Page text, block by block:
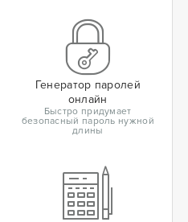
Генератор паролей
онлайн
Быстро придумает
безопасный пароль нужной
длины